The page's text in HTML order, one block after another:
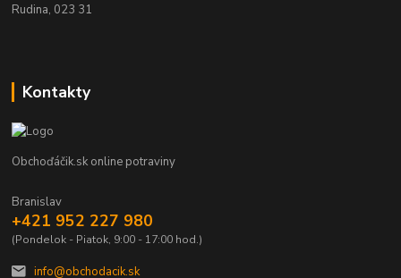
Rudina, 023 31
Kontakty
Obchoďáčik.sk online potraviny
Branislav
+421 952 227 980
(Pondelok - Piatok, 9:00 - 17:00 hod.)
info@obchodacik.sk